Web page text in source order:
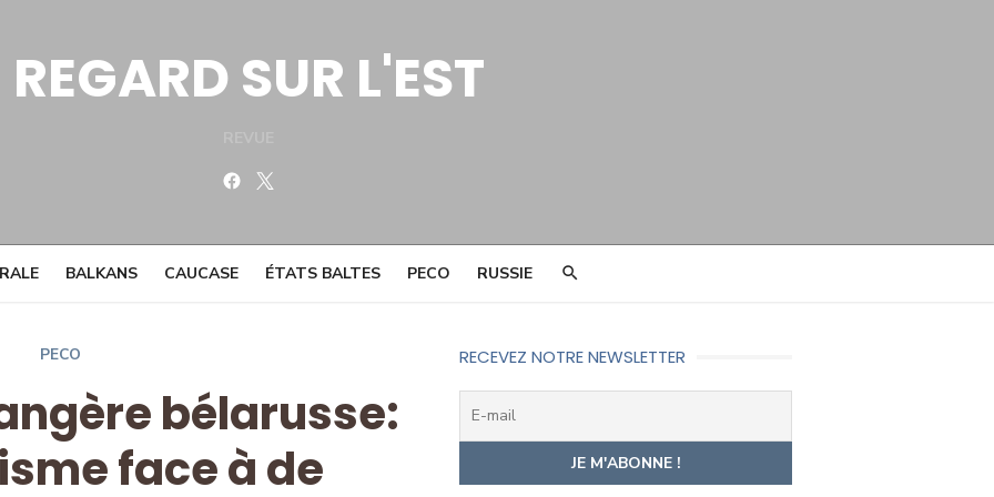
REGARD SUR L'EST
Facebook
BALKANS CAUCASE ÉTATS BALTES PECO RUSSIE
PECO
bélarusse:
face à de
RECEVEZ NOTRE NEWSLETTER